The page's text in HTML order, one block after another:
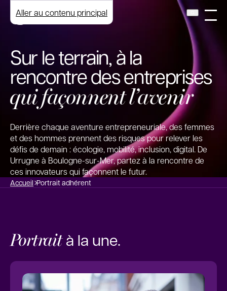
Aller au contenu principal
Sur le terrain, à la
rencontre des entreprises
qui façonnent l’avenir
Derrière chaque aventure entrepreneuriale, des femmes
et des hommes prennent des risques pour relever les
défis de demain : écologie, mobilité, inclusion, digital. De
Urrugne à Boulogne-sur-Mer, partez à la rencontre de
ces innovateurs qui façonnent le futur.
Accueil Portrait adhérent
Portraità la une.